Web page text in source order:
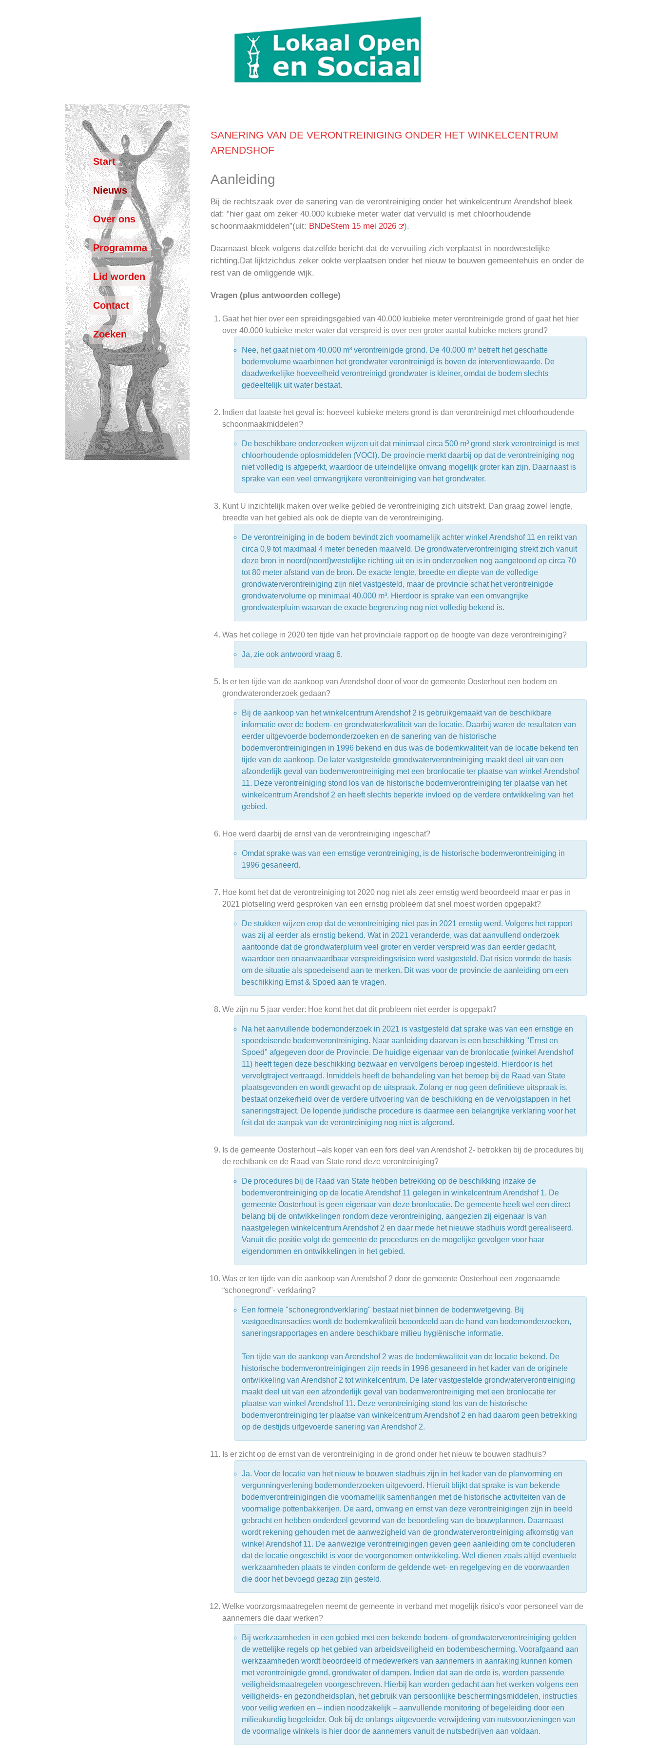
Start
Nieuws
Over ons
Programma
Lid worden
Contact
Zoeken
SANERING VAN DE VERONTREINIGING ONDER HET WINKELCENTRUM
ARENDSHOF
Aanleiding
Bij de rechtszaak over de sanering van de verontreiniging onder het winkelcentrum Arendshof bleek
dat: "hier gaat om zeker 40.000 kubieke meter water dat vervuild is met chloorhoudende
schoonmaakmiddelen”(uit: BNDeStem 15 mei 2026 ).
Daarnaast bleek volgens datzelfde bericht dat de vervuiling zich verplaatst in noordwestelijke
richting.Dat lijktzichdus zeker ookte verplaatsen onder het nieuw te bouwen gemeentehuis en onder de
rest van de omliggende wijk.
Vragen (plus antwoorden college)
Gaat het hier over een spreidingsgebied van 40.000 kubieke meter verontreinigde grond of gaat het hier
over 40.000 kubieke meter water dat verspreid is over een groter aantal kubieke meters grond?
Nee, het gaat niet om 40.000 m³ verontreinigde grond. De 40.000 m³ betreft het geschatte
bodemvolume waarbinnen het grondwater verontreinigd is boven de interventiewaarde. De
daadwerkelijke hoeveelheid verontreinigd grondwater is kleiner, omdat de bodem slechts
gedeeltelijk uit water bestaat.
Indien dat laatste het geval is: hoeveel kubieke meters grond is dan verontreinigd met chloorhoudende
schoonmaakmiddelen?
De beschikbare onderzoeken wijzen uit dat minimaal circa 500 m³ grond sterk verontreinigd is met
chloorhoudende oplosmiddelen (VOCl). De provincie merkt daarbij op dat de verontreiniging nog
niet volledig is afgeperkt, waardoor de uiteindelijke omvang mogelijk groter kan zijn. Daarnaast is
sprake van een veel omvangrijkere verontreiniging van het grondwater.
Kunt U inzichtelijk maken over welke gebied de verontreiniging zich uitstrekt. Dan graag zowel lengte,
breedte van het gebied als ook de diepte van de verontreiniging.
De verontreiniging in de bodem bevindt zich voornamelijk achter winkel Arendshof 11 en reikt van
circa 0,9 tot maximaal 4 meter beneden maaiveld. De grondwaterverontreiniging strekt zich vanuit
deze bron in noord(noord)westelijke richting uit en is in onderzoeken nog aangetoond op circa 70
tot 80 meter afstand van de bron. De exacte lengte, breedte en diepte van de volledige
grondwaterverontreiniging zijn niet vastgesteld, maar de provincie schat het verontreinigde
grondwatervolume op minimaal 40.000 m³. Hierdoor is sprake van een omvangrijke
grondwaterpluim waarvan de exacte begrenzing nog niet volledig bekend is.
Was het college in 2020 ten tijde van het provinciale rapport op de hoogte van deze verontreiniging?
Ja, zie ook antwoord vraag 6.
Is er ten tijde van de aankoop van Arendshof door of voor de gemeente Oosterhout een bodem en
grondwateronderzoek gedaan?
Bij de aankoop van het winkelcentrum Arendshof 2 is gebruikgemaakt van de beschikbare
informatie over de bodem- en grondwaterkwaliteit van de locatie. Daarbij waren de resultaten van
eerder uitgevoerde bodemonderzoeken en de sanering van de historische
bodemverontreinigingen in 1996 bekend en dus was de bodemkwaliteit van de locatie bekend ten
tijde van de aankoop. De later vastgestelde grondwaterverontreiniging maakt deel uit van een
afzonderlijk geval van bodemverontreiniging met een bronlocatie ter plaatse van winkel Arendshof
11. Deze verontreiniging stond los van de historische bodemverontreiniging ter plaatse van het
winkelcentrum Arendshof 2 en heeft slechts beperkte invloed op de verdere ontwikkeling van het
gebied.
Hoe werd daarbij de ernst van de verontreiniging ingeschat?
Omdat sprake was van een ernstige verontreiniging, is de historische bodemverontreiniging in
1996 gesaneerd.
Hoe komt het dat de verontreiniging tot 2020 nog niet als zeer ernstig werd beoordeeld maar er pas in
2021 plotseling werd gesproken van een ernstig probleem dat snel moest worden opgepakt?
De stukken wijzen erop dat de verontreiniging niet pas in 2021 ernstig werd. Volgens het rapport
was zij al eerder als ernstig bekend. Wat in 2021 veranderde, was dat aanvullend onderzoek
aantoonde dat de grondwaterpluim veel groter en verder verspreid was dan eerder gedacht,
waardoor een onaanvaardbaar verspreidingsrisico werd vastgesteld. Dat risico vormde de basis
om de situatie als spoedeisend aan te merken. Dit was voor de provincie de aanleiding om een
beschikking Ernst & Spoed aan te vragen.
We zijn nu 5 jaar verder: Hoe komt het dat dit probleem niet eerder is opgepakt?
Na het aanvullende bodemonderzoek in 2021 is vastgesteld dat sprake was van een ernstige en
spoedeisende bodemverontreiniging. Naar aanleiding daarvan is een beschikking "Ernst en
Spoed" afgegeven door de Provincie. De huidige eigenaar van de bronlocatie (winkel Arendshof
11) heeft tegen deze beschikking bezwaar en vervolgens beroep ingesteld. Hierdoor is het
vervolgtraject vertraagd. Inmiddels heeft de behandeling van het beroep bij de Raad van State
plaatsgevonden en wordt gewacht op de uitspraak. Zolang er nog geen definitieve uitspraak is,
bestaat onzekerheid over de verdere uitvoering van de beschikking en de vervolgstappen in het
saneringstraject. De lopende juridische procedure is daarmee een belangrijke verklaring voor het
feit dat de aanpak van de verontreiniging nog niet is afgerond.
Is de gemeente Oosterhout –als koper van een fors deel van Arendshof 2- betrokken bij de procedures bij
de rechtbank en de Raad van State rond deze verontreiniging?
De procedures bij de Raad van State hebben betrekking op de beschikking inzake de
bodemverontreiniging op de locatie Arendshof 11 gelegen in winkelcentrum Arendshof 1. De
gemeente Oosterhout is geen eigenaar van deze bronlocatie. De gemeente heeft wel een direct
belang bij de ontwikkelingen rondom deze verontreiniging, aangezien zij eigenaar is van
naastgelegen winkelcentrum Arendshof 2 en daar mede het nieuwe stadhuis wordt gerealiseerd.
Vanuit die positie volgt de gemeente de procedures en de mogelijke gevolgen voor haar
eigendommen en ontwikkelingen in het gebied.
Was er ten tijde van die aankoop van Arendshof 2 door de gemeente Oosterhout een zogenaamde
“schonegrond"- verklaring?
Een formele "schonegrondverklaring" bestaat niet binnen de bodemwetgeving. Bij
vastgoedtransacties wordt de bodemkwaliteit beoordeeld aan de hand van bodemonderzoeken,
saneringsrapportages en andere beschikbare milieu hygiënische informatie.
Ten tijde van de aankoop van Arendshof 2 was de bodemkwaliteit van de locatie bekend. De
historische bodemverontreinigingen zijn reeds in 1996 gesaneerd in het kader van de originele
ontwikkeling van Arendshof 2 tot winkelcentrum. De later vastgestelde grondwaterverontreiniging
maakt deel uit van een afzonderlijk geval van bodemverontreiniging met een bronlocatie ter
plaatse van winkel Arendshof 11. Deze verontreiniging stond los van de historische
bodemverontreiniging ter plaatse van winkelcentrum Arendshof 2 en had daarom geen betrekking
op de destijds uitgevoerde sanering van Arendshof 2.
Is er zicht op de ernst van de verontreiniging in de grond onder het nieuw te bouwen stadhuis?
Ja. Voor de locatie van het nieuw te bouwen stadhuis zijn in het kader van de planvorming en
vergunningverlening bodemonderzoeken uitgevoerd. Hieruit blijkt dat sprake is van bekende
bodemverontreinigingen die voornamelijk samenhangen met de historische activiteiten van de
voormalige pottenbakkerijen. De aard, omvang en ernst van deze verontreinigingen zijn in beeld
gebracht en hebben onderdeel gevormd van de beoordeling van de bouwplannen. Daarnaast
wordt rekening gehouden met de aanwezigheid van de grondwaterverontreiniging afkomstig van
winkel Arendshof 11. De aanwezige verontreinigingen geven geen aanleiding om te concluderen
dat de locatie ongeschikt is voor de voorgenomen ontwikkeling. Wel dienen zoals altijd eventuele
werkzaamheden plaats te vinden conform de geldende wet- en regelgeving en de voorwaarden
die door het bevoegd gezag zijn gesteld.
Welke voorzorgsmaatregelen neemt de gemeente in verband met mogelijk risico's voor personeel van de
aannemers die daar werken?
Bij werkzaamheden in een gebied met een bekende bodem- of grondwaterverontreiniging gelden
de wettelijke regels op het gebied van arbeidsveiligheid en bodembescherming. Voorafgaand aan
werkzaamheden wordt beoordeeld of medewerkers van aannemers in aanraking kunnen komen
met verontreinigde grond, grondwater of dampen. Indien dat aan de orde is, worden passende
veiligheidsmaatregelen voorgeschreven. Hierbij kan worden gedacht aan het werken volgens een
veiligheids- en gezondheidsplan, het gebruik van persoonlijke beschermingsmiddelen, instructies
voor veilig werken en – indien noodzakelijk – aanvullende monitoring of begeleiding door een
milieukundig begeleider. Ook bij de onlangs uitgevoerde verwijdering van nutsvoorzieningen van
de voormalige winkels is hier door de aannemers vanuit de nutsbedrijven aan voldaan.